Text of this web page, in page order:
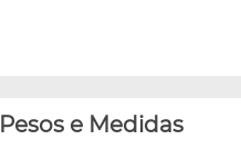
Pesos e Medidas